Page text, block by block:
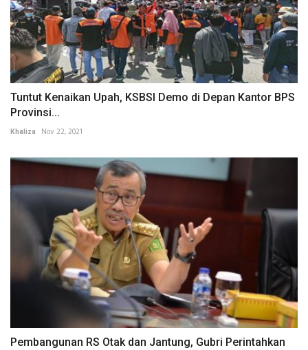
Tuntut Kenaikan Upah, KSBSI Demo di Depan Kantor BPS
Provinsi...
Khaliza Nov 22, 2021
Pembangunan RS Otak dan Jantung, Gubri Perintahkan